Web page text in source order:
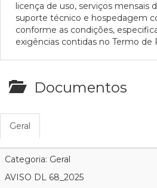
licença de uso, serviços mensais
suporte técnico e hospedagem
conforme as condições,
exigências contidas no Termo de
Documentos
Geral
Categoria: Geral
AVISO DL 68_2025